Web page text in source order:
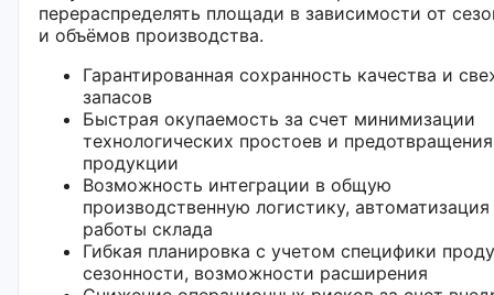
перераспределять площади в зависимости от
и объёмов производства.
Гарантированная сохранность качества и
запасов
Быстрая окупаемость за счет минимизации
технологических простоев и
продукции
Возможность интеграции в общую
производственную логистику, автоматизация
работы склада
Гибкая планировка с учетом специфики
сезонности, возможности расширения